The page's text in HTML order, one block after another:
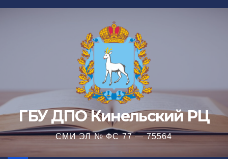
Перейти
ГБУ ДПО Кинельский РЦ
СМИ ЭЛ № ФС 77 — 75564